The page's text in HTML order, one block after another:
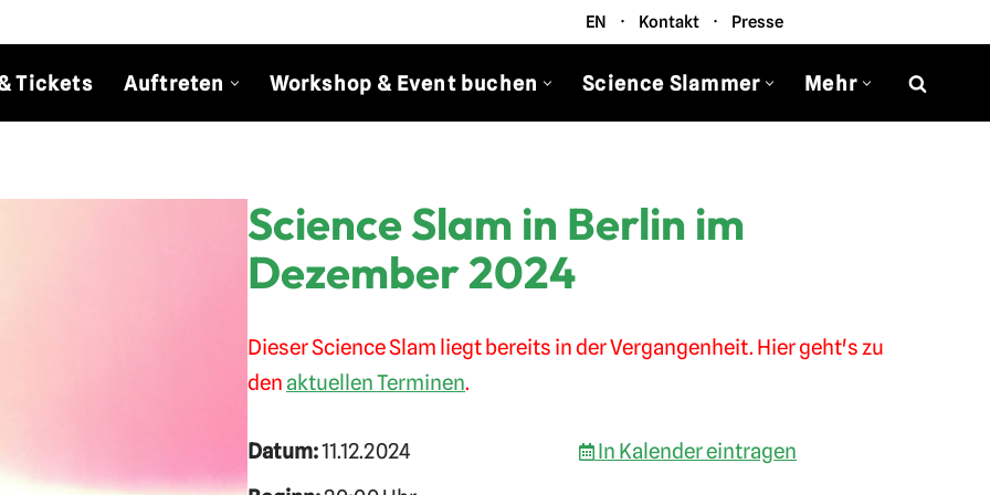
EN · Kontakt · Presse
Tickets Auftreten Workshop & Event buchen Science Slammer Mehr
Science Slam in Berlin im
Dezember 2024
Dieser Science Slam liegt bereits in der Vergangenheit. Hier geht's zu
den aktuellen Terminen.
Datum:11.12.2024
In Kalender eintragen